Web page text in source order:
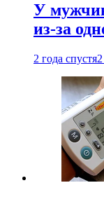
У
из-за
2 года спустя